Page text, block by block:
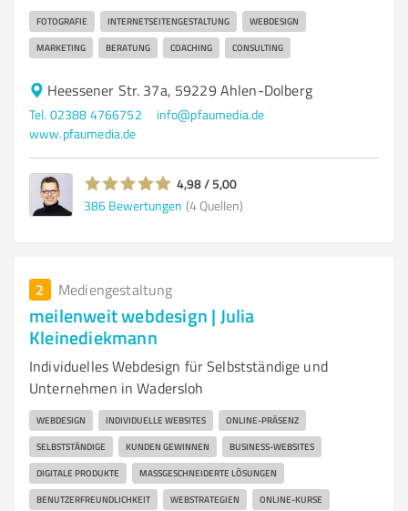
FOTOGRAFIE INTERNETSEITENGESTALTUNG WEBDESIGN
MARKETING BERATUNG COACHING CONSULTING
Heessener Str. 37a, 59229 Ahlen-Dolberg
Tel. 02388 4766752
info@pfaumedia.de
www.pfaumedia.de
4,98 / 5,00
386 Bewertungen (4 Quellen)
2 Mediengestaltung
meilenweit webdesign | Julia
Kleinediekmann
Individuelles Webdesign für Selbstständige und
Unternehmen in Wadersloh
WEBDESIGN INDIVIDUELLE WEBSITES ONLINE-PRÄSENZ
SELBSTSTÄNDIGE KUNDEN GEWINNEN BUSINESS-WEBSITES
DIGITALE PRODUKTE MASSGESCHNEIDERTE LÖSUNGEN
BENUTZERFREUNDLICHKEIT WEBSTRATEGIEN ONLINE-KURSE